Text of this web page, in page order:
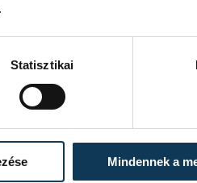
Statisztikai
Mindennek a